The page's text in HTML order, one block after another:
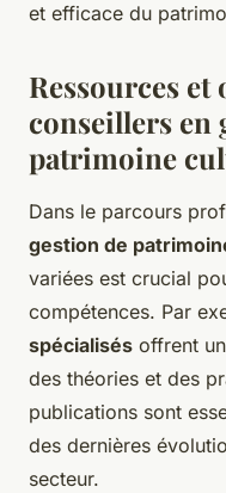
et efficace du
Ressources
conseillers en
patrimoine
Dans le parcours
gestion de
variées est crucial
compétences. Par
spécialisés offrent
des théories et des
publications sont
des dernières
secteur.